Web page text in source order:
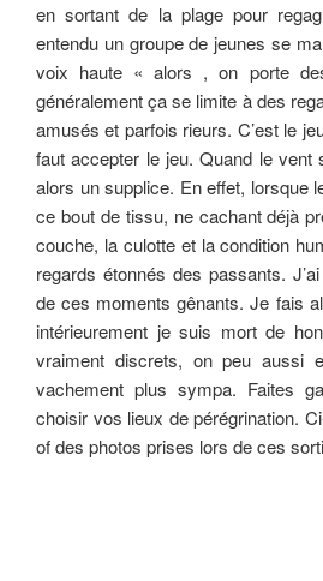
en sortant de la plage pour
entendu un groupe de jeunes se
voix haute « alors , on porte
généralement ça se limite à des
amusés et parfois rieurs. C’est le
faut accepter le jeu. Quand le vent
alors un supplice. En effet, lorsque
ce bout de tissu, ne cachant déjà
couche, la culotte et la condition
regards étonnés des passants.
de ces moments gênants. Je fais
intérieurement je suis mort de
vraiment discrets, on peu aussi
vachement plus sympa. Faites
choisir vos lieux de pérégrination.
of des photos prises lors de ces